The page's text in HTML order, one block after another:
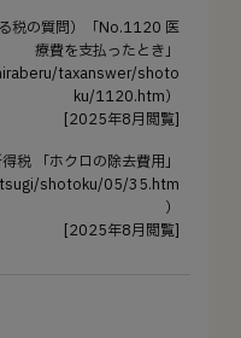
税の質問）「No.1120 医
療費を支払ったとき」
taxanswer/shoto
ku/1120.htm）
[2025年8月閲覧]
税 「ホクロの除去費用」
shotoku/05/35.htm
）
[2025年8月閲覧]